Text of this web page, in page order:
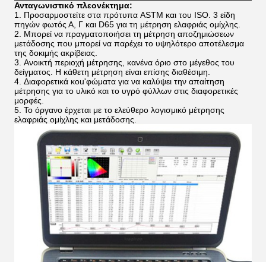
Ανταγωνιστικό πλεονέκτημα:
1. Προσαρμοστείτε στα πρότυπα ASTM και του ISO. 3 είδη
πηγών φωτός Α, Γ και D65 για τη μέτρηση ελαφριάς ομίχλης.
2. Μπορεί να πραγματοποιήσει τη μέτρηση αποζημιώσεων
μετάδοσης που μπορεί να παρέχει το υψηλότερο αποτέλεσμα
της δοκιμής ακρίβειας.
3. Ανοικτή περιοχή μέτρησης, κανένα όριο στο μέγεθος του
δείγματος. Η κάθετη μέτρηση είναι επίσης διαθέσιμη.
4. Διαφορετικά κοu'φώματα για να καλύψει την απαίτηση
μέτρησης για το υλικό και το υγρό φύλλων στις διαφορετικές
μορφές.
5. Το όργανο έρχεται με το ελεύθερο λογισμικό μέτρησης
ελαφριάς ομίχλης και μετάδοσης.